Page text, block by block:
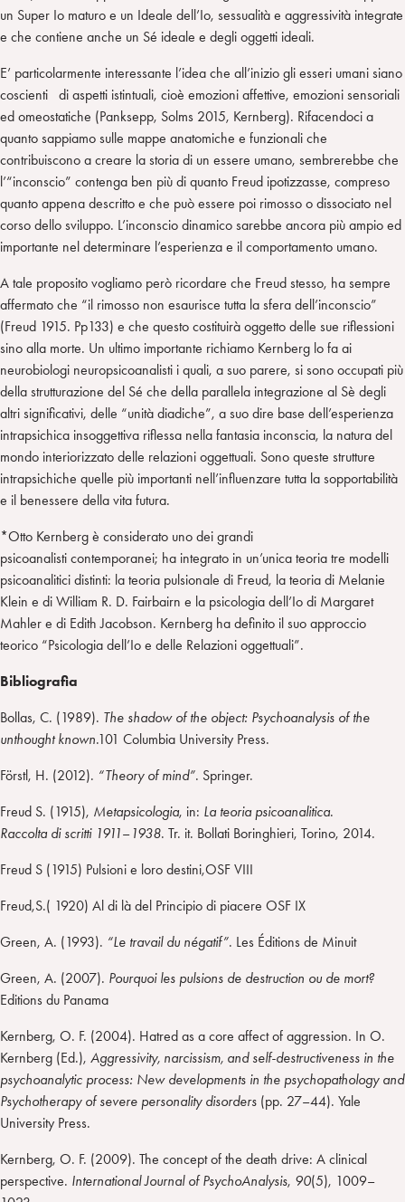
un Super Io maturo e un Ideale dell’Io, sessualità e aggressività integrate
e che contiene anche un Sé ideale e degli oggetti ideali.
E’ particolarmente interessante l’idea che all’inizio gli esseri umani siano
coscienti di aspetti istintuali, cioè emozioni affettive, emozioni sensoriali
ed omeostatiche (Panksepp, Solms 2015, Kernberg). Rifacendoci a
quanto sappiamo sulle mappe anatomiche e funzionali che
contribuiscono a creare la storia di un essere umano, sembrerebbe che
l’“inconscio” contenga ben più di quanto Freud ipotizzasse, compreso
quanto appena descritto e che può essere poi rimosso o dissociato nel
corso dello sviluppo. L’inconscio dinamico sarebbe ancora più ampio ed
importante nel determinare l’esperienza e il comportamento umano.
A tale proposito vogliamo però ricordare che Freud stesso, ha sempre
affermato che “il rimosso non esaurisce tutta la sfera dell’inconscio”
(Freud 1915. Pp133) e che questo costituirà oggetto delle sue riflessioni
sino alla morte. Un ultimo importante richiamo Kernberg lo fa ai
neurobiologi neuropsicoanalisti i quali, a suo parere, si sono occupati più
della strutturazione del Sé che della parallela integrazione al Sè degli
altri significativi, delle “unità diadiche”, a suo dire base dell’esperienza
intrapsichica insoggettiva riflessa nella fantasia inconscia, la natura del
mondo interiorizzato delle relazioni oggettuali. Sono queste strutture
intrapsichiche quelle più importanti nell’influenzare tutta la sopportabilità
e il benessere della vita futura.
*Otto Kernberg è considerato uno dei grandi
psicoanalisti contemporanei; ha integrato in un’unica teoria tre modelli
psicoanalitici distinti: la teoria pulsionale di Freud, la teoria di Melanie
Klein e di William R. D. Fairbairn e la psicologia dell’Io di Margaret
Mahler e di Edith Jacobson. Kernberg ha definito il suo approccio
teorico “Psicologia dell’Io e delle Relazioni oggettuali”.
Bibliografia
Bollas, C. (1989). The shadow of the object: Psychoanalysis of the
unthought known.101 Columbia University Press.
Förstl, H. (2012). “Theory of mind”. Springer.
Freud S. (1915), Metapsicologia, in: La teoria psicoanalitica.
Raccolta di scritti 1911– 1938. Tr. it. Bollati Boringhieri, Torino, 2014.
Freud S (1915) Pulsioni e loro destini,OSF VIII
Freud,S.( 1920) Al di là del Principio di piacere OSF IX
Green, A. (1993). “Le travail du négatif”. Les Éditions de Minuit
Green, A. (2007). Pourquoi les pulsions de destruction ou de mort?
Editions du Panama
Kernberg, O. F. (2004). Hatred as a core affect of aggression. In O.
Kernberg (Ed.), Aggressivity, narcissism, and self-destructiveness in the
psychoanalytic process: New developments in the psychopathology and
Psychotherapy of severe personality disorders (pp. 27–44). Yale
University Press.
Kernberg, O. F. (2009). The concept of the death drive: A clinical
perspective. International Journal of PsychoAnalysis, 90(5), 1009–